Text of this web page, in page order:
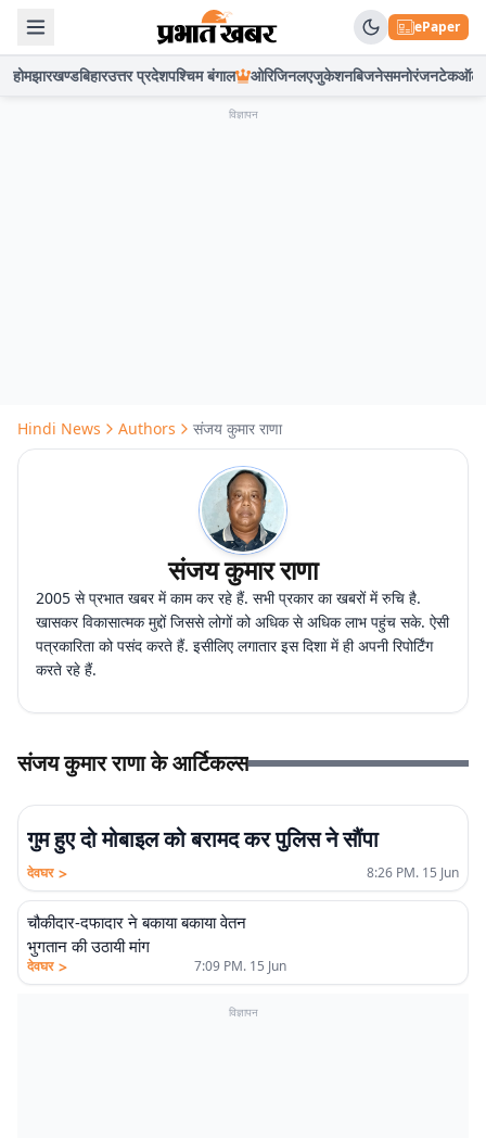
ePaper
होमझारखण्डबिहारउत्तर प्रदेशपश्चिम बंगाल ओरिजिनलएजुकेशनबिजनेसमनोरंजनटेकऑटो
विज्ञापन
Hindi News Authors संजय कुमार राणा
संजय कुमार राणा
2005 से प्रभात खबर में काम कर रहे हैं. सभी प्रकार का खबरों में रुचि है.
खासकर विकासात्मक मुद्दों जिससे लोगों को अधिक से अधिक लाभ पहुंच सके. ऐसी
पत्रकारिता को पसंद करते हैं. इसीलिए लगातार इस दिशा में ही अपनी रिपोर्टिंग
करते रहे हैं.
संजय कुमार राणा के आर्टिकल्स
गुम हुए दो मोबाइल को बरामद कर पुलिस ने सौंपा
देवघर > 8:26 PM. 15 Jun
चौकीदार-दफादार ने बकाया बकाया वेतन
भुगतान की उठायी मांग
देवघर > 7:09 PM. 15 Jun
विज्ञापन